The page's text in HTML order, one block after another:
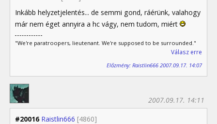
Inkább helyzetjelentés... de semmi gond, ráérünk, valahogy
már nem éget annyira a hc vágy, nem tudom, miért
"We're paratroopers, lieutenant. We're supposed to be surrounded."
Válasz erre
Előzmény: Raistlin666 2007.09.17. 14:07
#20016 Raistlin666 [4860]
2007.09.17. 14:11